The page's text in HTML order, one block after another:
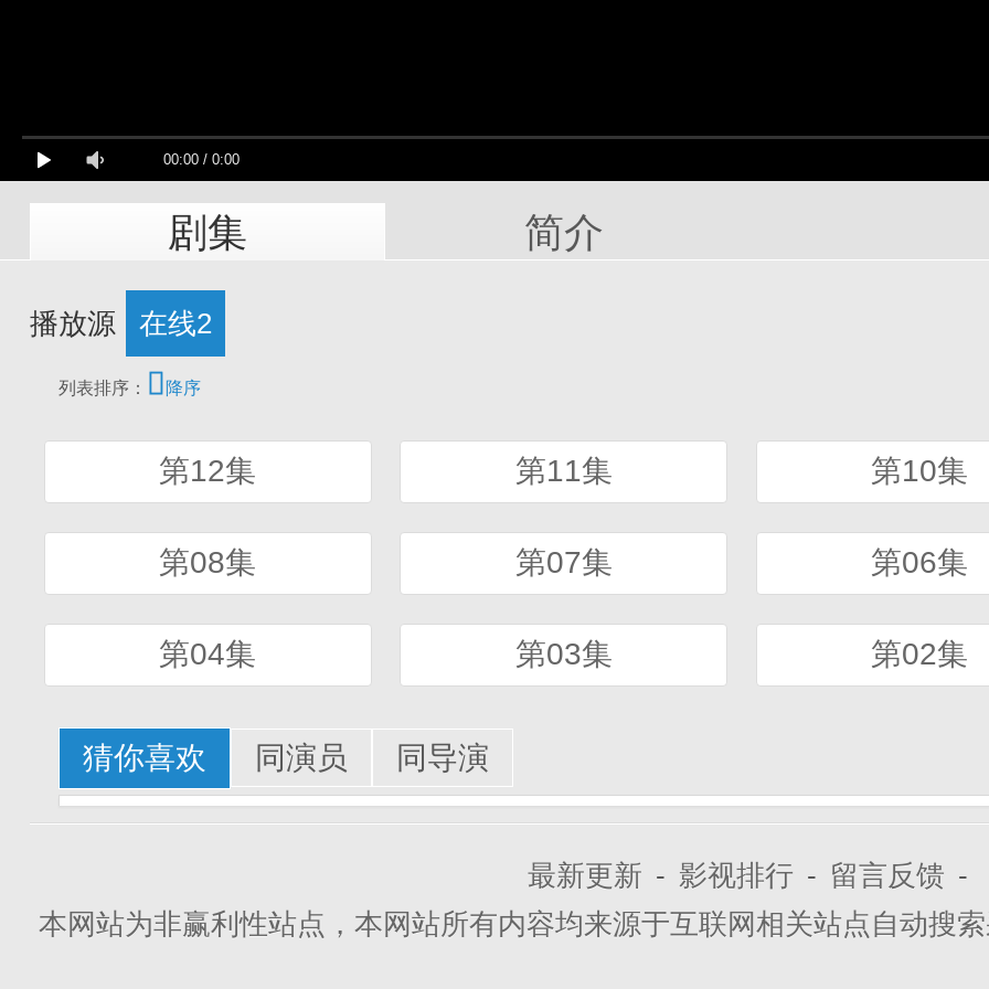
00:00 /0:00
剧集 简介
播放源 在线2
列表排序：  降序
第12集 第11集 第10集
第08集 第07集 第06集
第04集 第03集 第02集
猜你喜欢 同演员 同导演
最新更新 - 影视排行 - 留言反馈 -
本网站为非赢利性站点，本网站所有内容均来源于互联网相关站点自动搜